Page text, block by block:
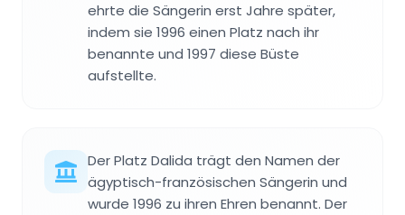
ehrte die Sängerin erst Jahre später,
indem sie 1996 einen Platz nach ihr
benannte und 1997 diese Büste
aufstellte.
Der Platz Dalida trägt den Namen der
ägyptisch-französischen Sängerin und
wurde 1996 zu ihren Ehren benannt. Der